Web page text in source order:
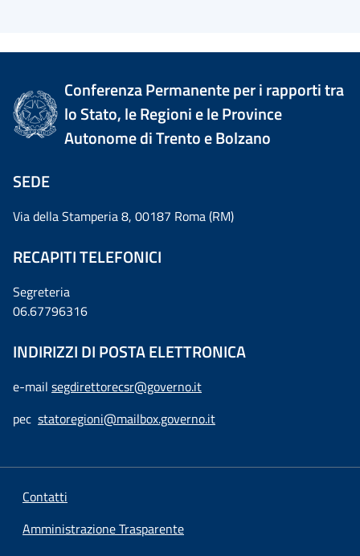
Conferenza Permanente per i rapporti tra
lo Stato, le Regioni e le Province
Autonome di Trento e Bolzano
SEDE
Via della Stamperia 8, 00187 Roma (RM)
RECAPITI TELEFONICI
Segreteria
06.67796316
INDIRIZZI DI POSTA ELETTRONICA
e-mail segdirettorecsr@governo.it
pec statoregioni@mailbox.governo.it
Contatti
Amministrazione Trasparente